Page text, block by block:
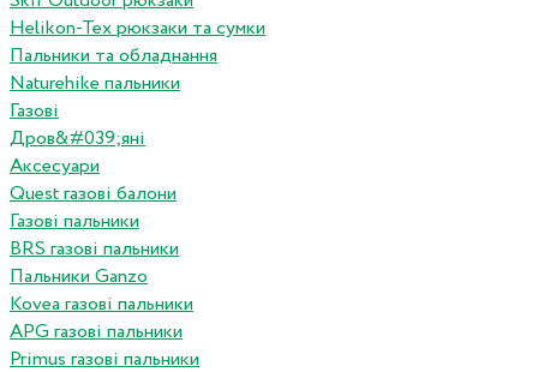
Helikon-Tex рюкзаки та сумки
Пальники та обладнання
Naturehike пальники
Газові
Дров&#039;яні
Аксесуари
Quest газові балони
Газові пальники
BRS газові пальники
Пальники Ganzo
Kovea газові пальники
APG газові пальники
Primus газові пальники